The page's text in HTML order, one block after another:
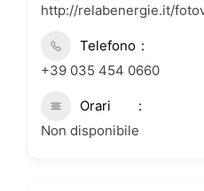
http://relabenergie.it/
Telefono
+39 035 454 0660
Orari
Non disponibile